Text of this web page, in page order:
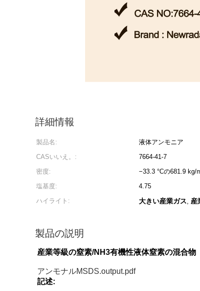
詳細情報
製品名: 液体アンモニア
CASいいえ。:
7664-41-7
密度:
−33.3 °Cの681.9 kg/
塩基度:
4.75
ハイライト:
大きい産業ガス, 産
製品の説明
産業等級の窒素/NH3有機性液体窒素の混合物
アンモナルMSDS.output.pdf
記述: